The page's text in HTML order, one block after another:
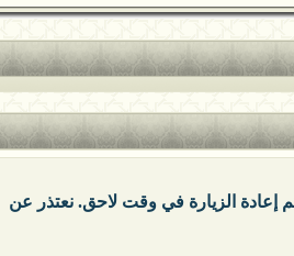
إعادة الزيارة في وقت لاحق. نعتذر عن